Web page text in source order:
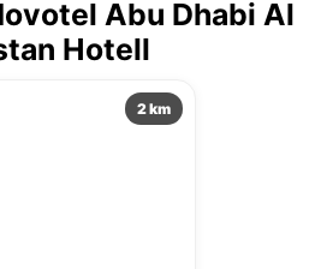
Abu Dhabi Al
Hotell
2 km